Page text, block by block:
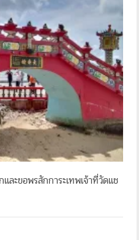
ะขอพรสักการะเทพเจ้าที่วัดแช